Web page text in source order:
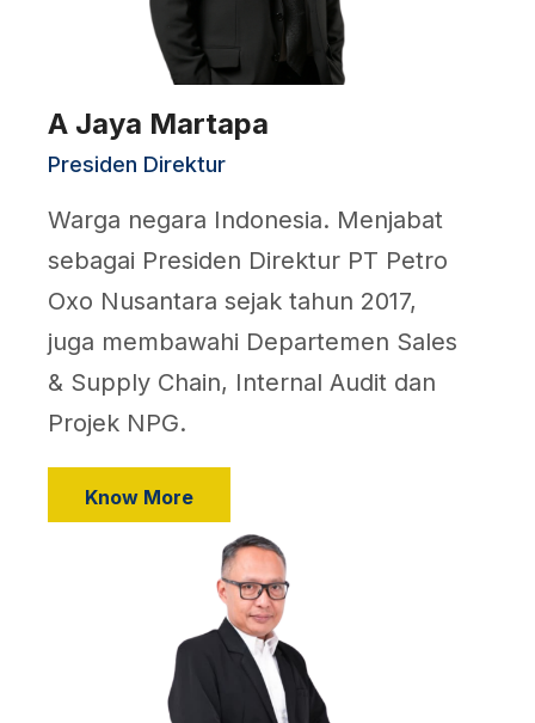
A Jaya Martapa
Presiden Direktur
Warga negara Indonesia. Menjabat
sebagai Presiden Direktur PT Petro
Oxo Nusantara sejak tahun 2017,
juga membawahi Departemen Sales
& Supply Chain, Internal Audit dan
Projek NPG.
Know More